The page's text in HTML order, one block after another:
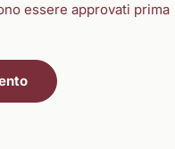
essere approvati prima